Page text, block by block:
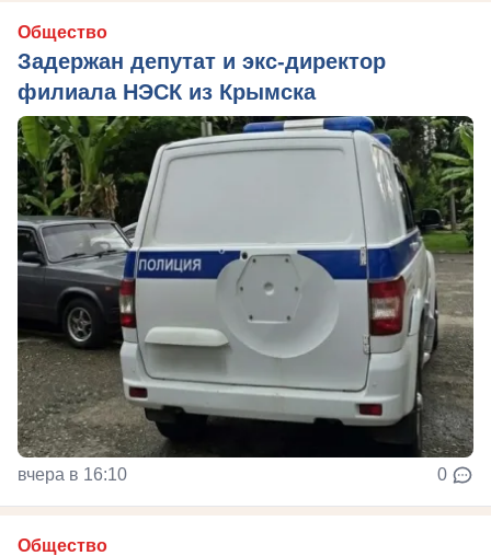
Общество
Задержан депутат и экс-директор
филиала НЭСК из Крымска
вчера в 16:10 0
Общество